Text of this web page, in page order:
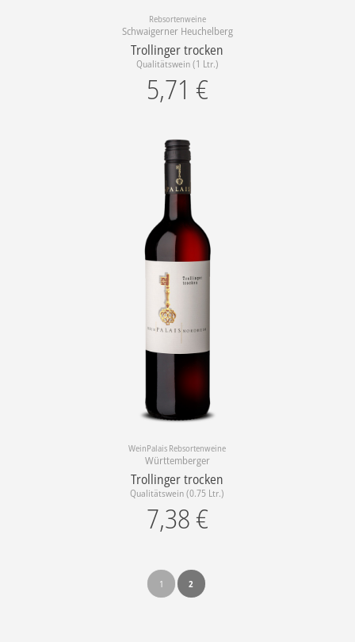
Rebsortenweine
Schwaigerner Heuchelberg
Trollinger trocken
Qualitätswein (1 Ltr.)
5,71 €
WeinPalais Rebsortenweine
Württemberger
Trollinger trocken
Qualitätswein (0.75 Ltr.)
7,38 €
1 2